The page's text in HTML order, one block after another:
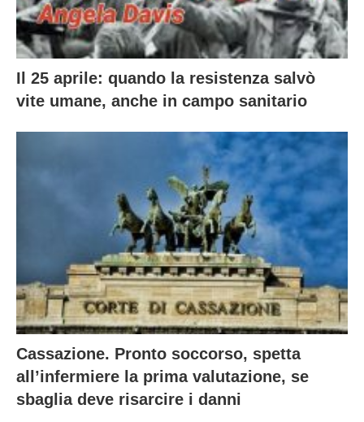
Il 25 aprile: quando la resistenza salvò
vite umane, anche in campo sanitario
Cassazione. Pronto soccorso, spetta
all’infermiere la prima valutazione, se
sbaglia deve risarcire i danni